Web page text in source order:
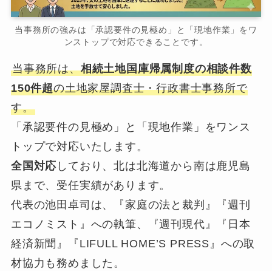
当事務所の強みは「承認要件の見極め」と「現地作業」をワ
ンストップで対応できることです。
当事務所は、相続土地国庫帰属制度の相談件数
150件超の土地家屋調査士・行政書士事務所で
す。
「承認要件の見極め」と「現地作業」をワンス
トップで対応いたします。
全国対応 しており、北は北海道から南は鹿児島
県まで、受任実績があります。
代表の池田卓司は、『家庭の法と裁判』『週刊
エコノミスト』への執筆、『週刊現代』『日本
経済新聞』『LIFULL HOME’S PRESS』への取
材協力も務めました。